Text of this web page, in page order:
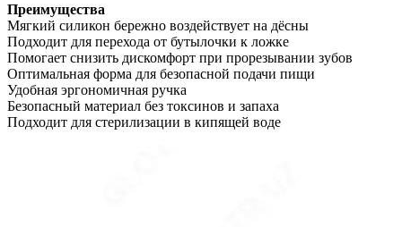
Преимущества
Мягкий силикон бережно воздействует на дёсны
Подходит для перехода от бутылочки к ложке
Помогает снизить дискомфорт при прорезывании зубов
Оптимальная форма для безопасной подачи пищи
Удобная эргономичная ручка
Безопасный материал без токсинов и запаха
Подходит для стерилизации в кипящей воде